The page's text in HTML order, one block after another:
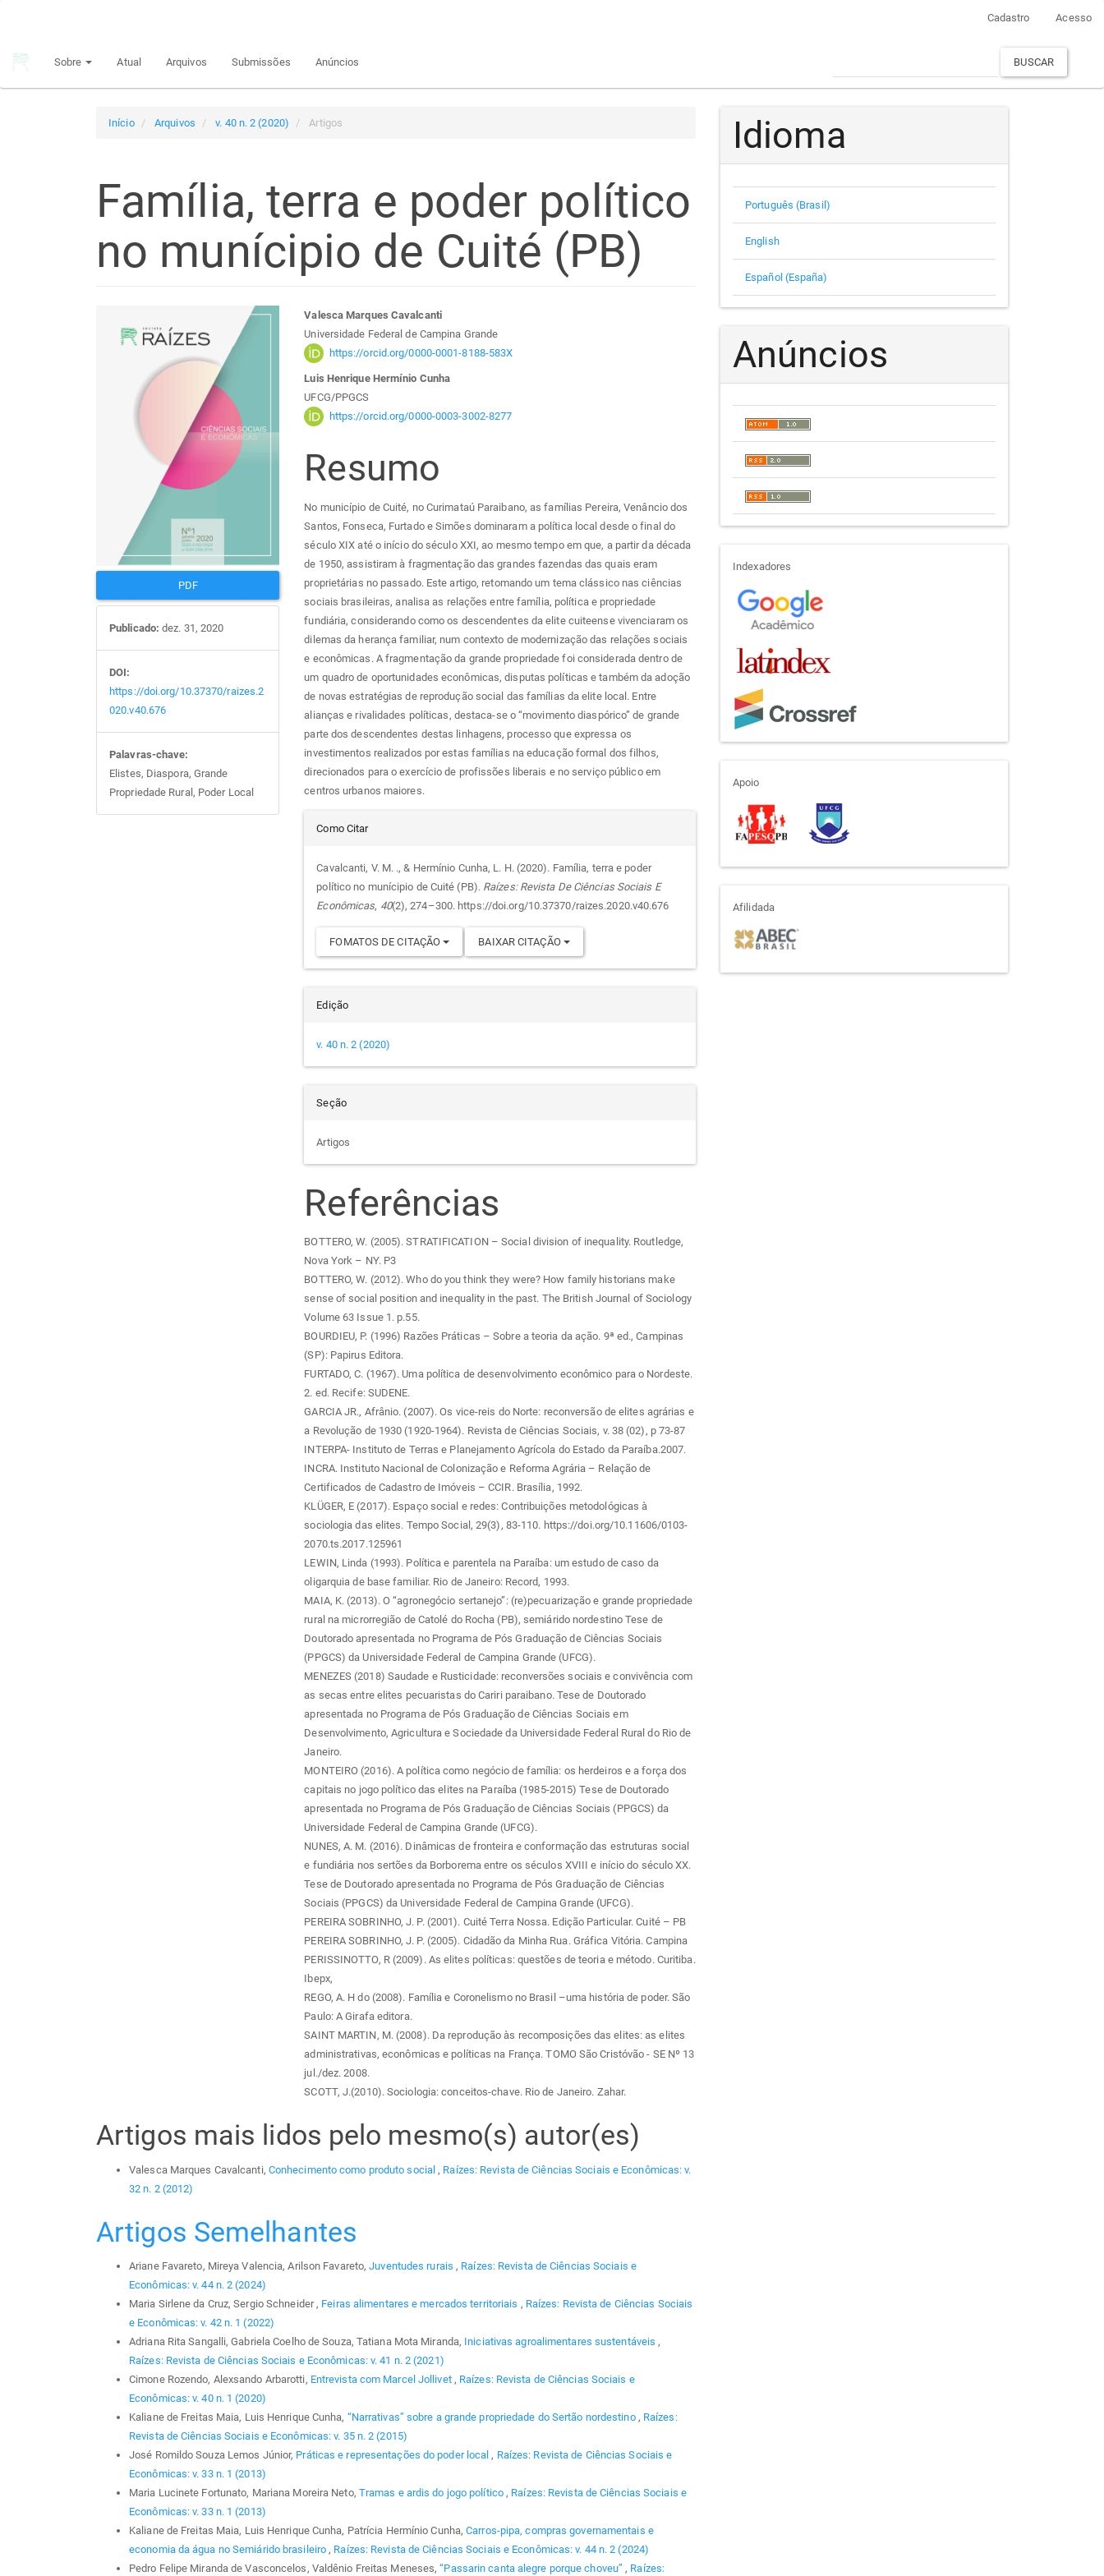
principal
Cadastro Acesso
Sobre Atual Arquivos Submissões Anúncios BUSCAR
Início Arquivos v. 40 n. 2 (2020) Artigos
Família, terra e poder político
no munícipio de Cuité (PB)
Barra
lateral
de
artigos
PDF
Publicado: dez. 31, 2020
DOI:
https://doi.org/10.37370/raizes.2
020.v40.676
Palavras-chave:
Elistes, Diaspora, Grande
Propriedade Rural, Poder Local
Conteúdo
do
artigo
principal
Valesca Marques Cavalcanti
Universidade Federal de Campina Grande
https://orcid.org/0000-0001-8188-583X
Luis Henrique Hermínio Cunha
UFCG/PPGCS
https://orcid.org/0000-0003-3002-8277
Resumo
No município de Cuité, no Curimataú Paraibano, as famílias Pereira, Venâncio dos
Santos, Fonseca, Furtado e Simões dominaram a política local desde o final do
século XIX até o início do século XXI, ao mesmo tempo em que, a partir da década
de 1950, assistiram à fragmentação das grandes fazendas das quais eram
proprietárias no passado. Este artigo, retomando um tema clássico nas ciências
sociais brasileiras, analisa as relações entre família, política e propriedade
fundiária, considerando como os descendentes da elite cuiteense vivenciaram os
dilemas da herança familiar, num contexto de modernização das relações sociais
e econômicas. A fragmentação da grande propriedade foi considerada dentro de
um quadro de oportunidades econômicas, disputas políticas e também da adoção
de novas estratégias de reprodução social das famílias da elite local. Entre
alianças e rivalidades políticas, destaca-se o “movimento diaspórico” de grande
parte dos descendentes destas linhagens, processo que expressa os
investimentos realizados por estas famílias na educação formal dos filhos,
direcionados para o exercício de profissões liberais e no serviço público em
centros urbanos maiores.
Detalhes
do
artigo
Como Citar
Cavalcanti, V. M. ., & Hermínio Cunha, L. H. (2020). Família, terra e poder
político no munícipio de Cuité (PB). Raízes: Revista De Ciências Sociais E
Econômicas, 40(2), 274–300. https://doi.org/10.37370/raizes.2020.v40.676
FOMATOS DE CITAÇÃO BAIXAR CITAÇÃO
Edição
v. 40 n. 2 (2020)
Seção
Artigos
Referências
BOTTERO, W. (2005). STRATIFICATION – Social division of inequality. Routledge,
Nova York – NY. P3
BOTTERO, W. (2012). Who do you think they were? How family historians make
sense of social position and inequality in the past. The British Journal of Sociology
Volume 63 Issue 1. p.55.
BOURDIEU, P. (1996) Razões Práticas – Sobre a teoria da ação. 9ª ed., Campinas
(SP): Papirus Editora.
FURTADO, C. (1967). Uma política de desenvolvimento econômico para o Nordeste.
2. ed. Recife: SUDENE.
GARCIA JR., Afrânio. (2007). Os vice-reis do Norte: reconversão de elites agrárias e
a Revolução de 1930 (1920-1964). Revista de Ciências Sociais, v. 38 (02), p 73-87
INTERPA- Instituto de Terras e Planejamento Agrícola do Estado da Paraíba.2007.
INCRA. Instituto Nacional de Colonização e Reforma Agrária – Relação de
Certificados de Cadastro de Imóveis – CCIR. Brasília, 1992.
KLÜGER, E (2017). Espaço social e redes: Contribuições metodológicas à
sociologia das elites. Tempo Social, 29(3), 83-110. https://doi.org/10.11606/0103-
2070.ts.2017.125961
LEWIN, Linda (1993). Política e parentela na Paraíba: um estudo de caso da
oligarquia de base familiar. Rio de Janeiro: Record, 1993.
MAIA, K. (2013). O “agronegócio sertanejo”: (re)pecuarização e grande propriedade
rural na microrregião de Catolé do Rocha (PB), semiárido nordestino Tese de
Doutorado apresentada no Programa de Pós Graduação de Ciências Sociais
(PPGCS) da Universidade Federal de Campina Grande (UFCG).
MENEZES (2018) Saudade e Rusticidade: reconversões sociais e convivência com
as secas entre elites pecuaristas do Cariri paraibano. Tese de Doutorado
apresentada no Programa de Pós Graduação de Ciências Sociais em
Desenvolvimento, Agricultura e Sociedade da Universidade Federal Rural do Rio de
Janeiro.
MONTEIRO (2016). A política como negócio de família: os herdeiros e a força dos
capitais no jogo político das elites na Paraíba (1985-2015) Tese de Doutorado
apresentada no Programa de Pós Graduação de Ciências Sociais (PPGCS) da
Universidade Federal de Campina Grande (UFCG).
NUNES, A. M. (2016). Dinâmicas de fronteira e conformação das estruturas social
e fundiária nos sertões da Borborema entre os séculos XVIII e início do século XX.
Tese de Doutorado apresentada no Programa de Pós Graduação de Ciências
Sociais (PPGCS) da Universidade Federal de Campina Grande (UFCG).
PEREIRA SOBRINHO, J. P. (2001). Cuité Terra Nossa. Edição Particular. Cuité – PB
PEREIRA SOBRINHO, J. P. (2005). Cidadão da Minha Rua. Gráfica Vitória. Campina
PERISSINOTTO, R (2009). As elites políticas: questões de teoria e método. Curitiba.
Ibepx,
REGO, A. H do (2008). Família e Coronelismo no Brasil –uma história de poder. São
Paulo: A Girafa editora.
SAINT MARTIN, M. (2008). Da reprodução às recomposições das elites: as elites
administrativas, econômicas e políticas na França. TOMO São Cristóvão - SE Nº 13
jul./dez. 2008.
SCOTT, J.(2010). Sociologia: conceitos-chave. Rio de Janeiro. Zahar.
Artigos mais lidos pelo mesmo(s) autor(es)
Valesca Marques Cavalcanti, Conhecimento como produto social , Raízes: Revista de Ciências Sociais e Econômicas: v.
32 n. 2 (2012)
Artigos Semelhantes
Ariane Favareto, Mireya Valencia, Arilson Favareto,Juventudes rurais, Raízes: Revista de Ciências Sociais e
Econômicas: v. 44 n. 2 (2024)
Maria Sirlene da Cruz, Sergio Schneider , Feiras alimentares e mercados territoriais , Raízes: Revista de Ciências Sociais
e Econômicas: v. 42 n. 1 (2022)
Adriana Rita Sangalli, Gabriela Coelho de Souza, Tatiana Mota Miranda, Iniciativas agroalimentares sustentáveis,
Raízes: Revista de Ciências Sociais e Econômicas: v. 41 n. 2 (2021)
Cimone Rozendo, Alexsando Arbarotti, Entrevista com Marcel Jollivet , Raízes: Revista de Ciências Sociais e
Econômicas: v. 40 n. 1 (2020)
Kaliane de Freitas Maia, Luis Henrique Cunha, “Narrativas” sobre a grande propriedade do Sertão nordestino , Raízes:
Revista de Ciências Sociais e Econômicas: v. 35 n. 2 (2015)
José Romildo Souza Lemos Júnior, Práticas e representações do poder local, Raízes: Revista de Ciências Sociais e
Econômicas: v. 33 n. 1 (2013)
Maria Lucinete Fortunato, Mariana Moreira Neto, Tramas e ardis do jogo político, Raízes: Revista de Ciências Sociais e
Econômicas: v. 33 n. 1 (2013)
Kaliane de Freitas Maia, Luis Henrique Cunha, Patrícia Hermínio Cunha,Carros-pipa, compras governamentais e
economia da água no Semiárido brasileiro, Raízes: Revista de Ciências Sociais e Econômicas: v. 44 n. 2 (2024)
Pedro Felipe Miranda de Vasconcelos, Valdênio Freitas Meneses,“Passarin canta alegre porque choveu”, Raízes:
Idioma
Português (Brasil)
English
Español (España)
Anúncios
indexadores
Indexadores
apoio
Apoio
afiliada
Afilidada